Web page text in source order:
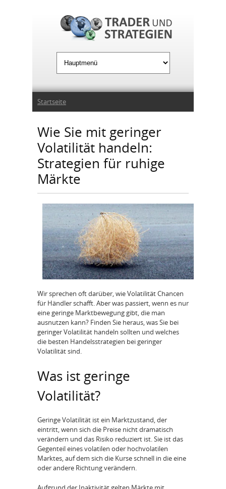
Sie sind hier
Startseite
Wie Sie mit geringer
Volatilität handeln:
Strategien für ruhige
Märkte
Wir sprechen oft darüber, wie Volatilität Chancen
für Händler schafft. Aber was passiert, wenn es nur
eine geringe Marktbewegung gibt, die man
ausnutzen kann? Finden Sie heraus, was Sie bei
geringer Volatilität handeln sollten und welches
die besten Handelsstrategien bei geringer
Volatilität sind.
Was ist geringe
Volatilität?
Geringe Volatilität ist ein Marktzustand, der
eintritt, wenn sich die Preise nicht dramatisch
verändern und das Risiko reduziert ist. Sie ist das
Gegenteil eines volatilen oder hochvolatilen
Marktes, auf dem sich die Kurse schnell in die eine
oder andere Richtung verändern.